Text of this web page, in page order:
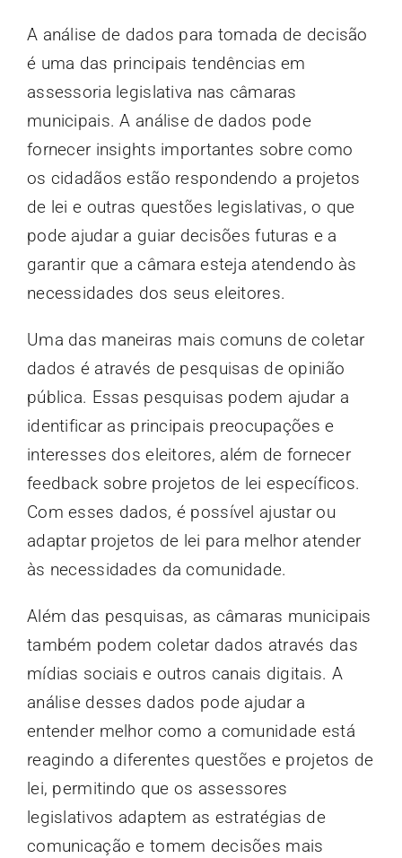
A análise de dados para tomada de decisão
é uma das principais tendências em
assessoria legislativa nas câmaras
municipais. A análise de dados pode
fornecer insights importantes sobre como
os cidadãos estão respondendo a projetos
de lei e outras questões legislativas, o que
pode ajudar a guiar decisões futuras e a
garantir que a câmara esteja atendendo às
necessidades dos seus eleitores.
Uma das maneiras mais comuns de coletar
dados é através de pesquisas de opinião
pública. Essas pesquisas podem ajudar a
identificar as principais preocupações e
interesses dos eleitores, além de fornecer
feedback sobre projetos de lei específicos.
Com esses dados, é possível ajustar ou
adaptar projetos de lei para melhor atender
às necessidades da comunidade.
Além das pesquisas, as câmaras municipais
também podem coletar dados através das
mídias sociais e outros canais digitais. A
análise desses dados pode ajudar a
entender melhor como a comunidade está
reagindo a diferentes questões e projetos de
lei, permitindo que os assessores
legislativos adaptem as estratégias de
comunicação e tomem decisões mais